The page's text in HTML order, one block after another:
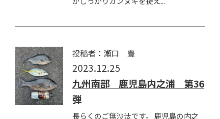
投稿者：瀬口 豊
2023.12.25
九州南部 鹿児島内之浦 第36
弾
長らくのご無沙汰です。 鹿児島の内之